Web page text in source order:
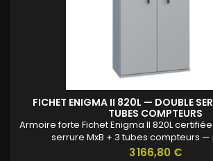
FICHET ENIGMA II 820L — DOUBLE
TUBES COMPTEURS
Armoire forte Fichet Enigma II 820L
serrure MxB + 3 tubes compteurs
professionnelle des archives
Prix
3 166,80 €